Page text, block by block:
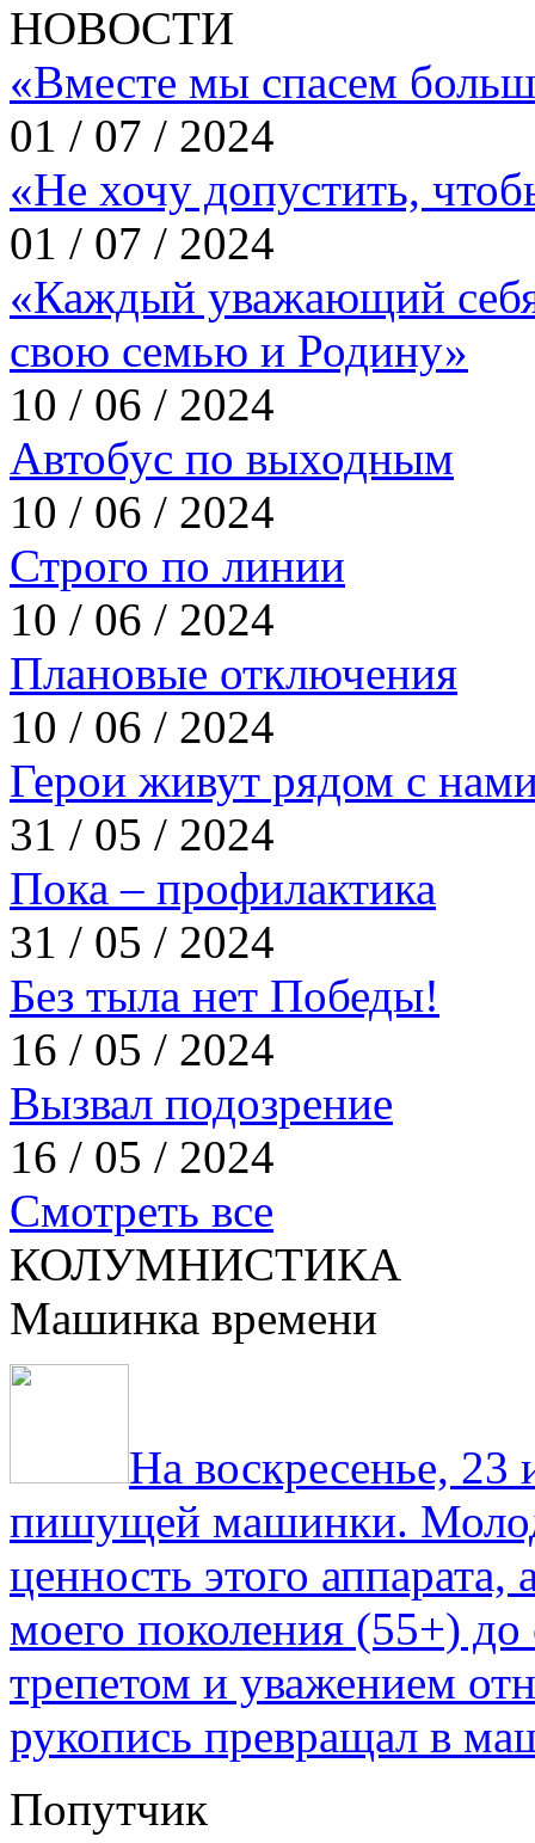
НОВОСТИ
«Вместе мы спасем
01 / 07 / 2024
«Не хочу допустить,
01 / 07 / 2024
«Каждый уважающий
свою семью и Родину»
10 / 06 / 2024
Автобус по выходным
10 / 06 / 2024
Строго по линии
10 / 06 / 2024
Плановые отключения
10 / 06 / 2024
Герои живут рядом с
31 / 05 / 2024
Пока – профилактика
31 / 05 / 2024
Без тыла нет Победы!
16 / 05 / 2024
Вызвал подозрение
16 / 05 / 2024
Смотреть все
КОЛУМНИСТИКА
Машинка времени
На воскресенье,
пишущей машинки.
ценность этого
моего поколения (55+) до
трепетом и уважением
рукопись превращал в
Попутчик